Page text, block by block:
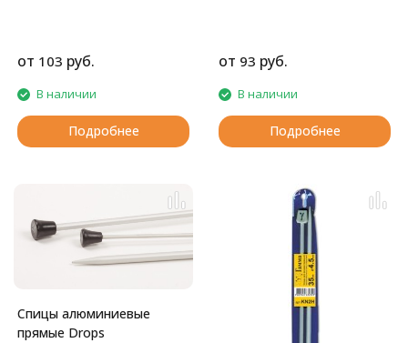
от 103 руб.
В наличии
Подробнее
от 93 руб.
В наличии
Подробнее
Спицы алюминиевые
прямые Drops